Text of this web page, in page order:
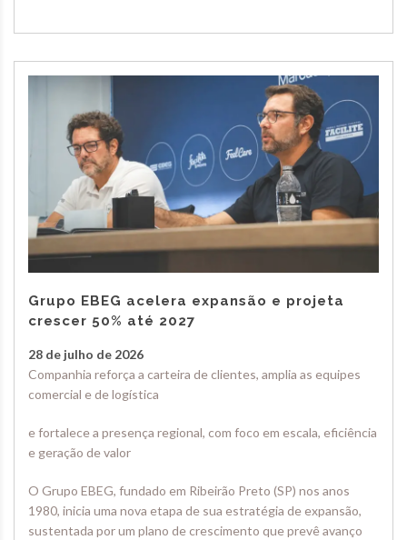
Grupo EBEG acelera expansão e projeta
crescer 50% até 2027
28 de julho de 2026
Companhia reforça a carteira de clientes, amplia as equipes
comercial e de logística
e fortalece a presença regional, com foco em escala, eficiência
e geração de valor
O Grupo EBEG, fundado em Ribeirão Preto (SP) nos anos
1980, inicia uma nova etapa de sua estratégia de expansão,
sustentada por um plano de crescimento que prevê avanço